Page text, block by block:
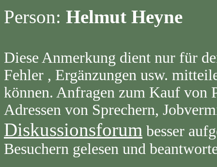
Person: Helmut Heyne
Diese Anmerkung dient nur für
Fehler , Ergänzungen usw.
können. Anfragen zum Kauf von
Adressen von Sprechern,
Diskussionsforum besser
Besuchern gelesen und